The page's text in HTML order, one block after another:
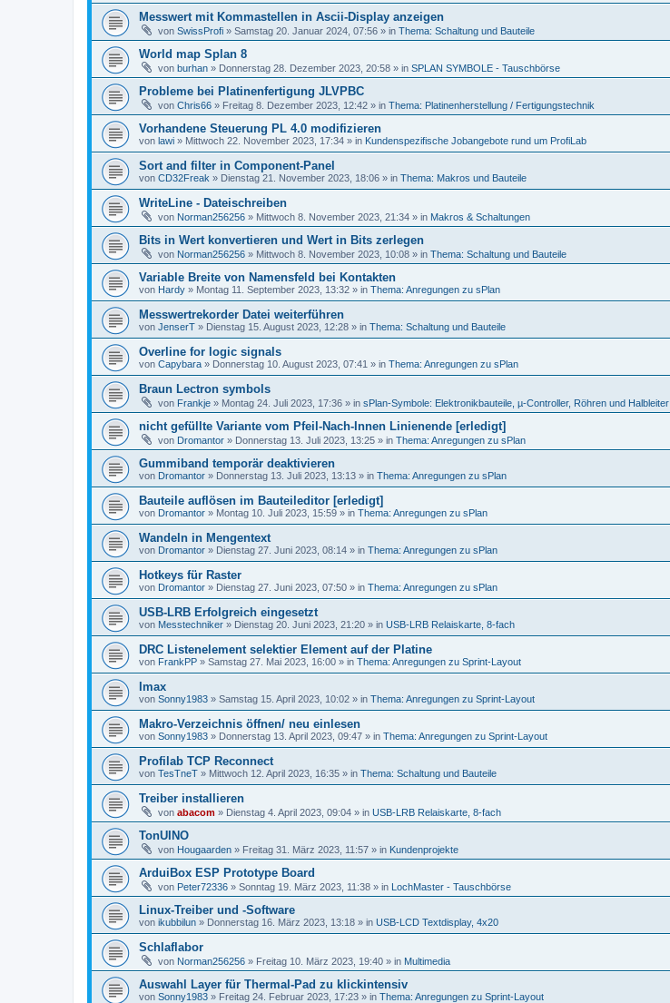
Messwert mit Kommastellen in Ascii-Display anzeigen
von SwissProfi » Samstag 20. Januar 2024, 07:56 » in Thema: Schaltung und Bauteile
World map Splan 8
von burhan » Donnerstag 28. Dezember 2023, 20:58 » in SPLAN SYMBOLE - Tauschbörse
Probleme bei Platinenfertigung JLVPBC
von Chris66 » Freitag 8. Dezember 2023, 12:42 » in Thema: Platinenherstellung / Fertigungstechnik
Vorhandene Steuerung PL 4.0 modifizieren
von lawi » Mittwoch 22. November 2023, 17:34 » in Kundenspezifische Jobangebote rund um ProfiLab
Sort and filter in Component-Panel
von CD32Freak » Dienstag 21. November 2023, 18:06 » in Thema: Makros und Bauteile
WriteLine - Dateischreiben
von Norman256256 » Mittwoch 8. November 2023, 21:34 » in Makros & Schaltungen
Bits in Wert konvertieren und Wert in Bits zerlegen
von Norman256256 » Mittwoch 8. November 2023, 10:08 » in Thema: Schaltung und Bauteile
Variable Breite von Namensfeld bei Kontakten
von Hardy » Montag 11. September 2023, 13:32 » in Thema: Anregungen zu sPlan
Messwertrekorder Datei weiterführen
von JenserT » Dienstag 15. August 2023, 12:28 » in Thema: Schaltung und Bauteile
Overline for logic signals
von Capybara » Donnerstag 10. August 2023, 07:41 » in Thema: Anregungen zu sPlan
Braun Lectron symbols
von Frankje » Montag 24. Juli 2023, 17:36 » in sPlan-Symbole: Elektronikbauteile, µ-Controller, Röhren und Halbleiter
nicht gefüllte Variante vom Pfeil-Nach-Innen Linienende [erledigt]
von Dromantor » Donnerstag 13. Juli 2023, 13:25 » in Thema: Anregungen zu sPlan
Gummiband temporär deaktivieren
von Dromantor » Donnerstag 13. Juli 2023, 13:13 » in Thema: Anregungen zu sPlan
Bauteile auflösen im Bauteileditor [erledigt]
von Dromantor » Montag 10. Juli 2023, 15:59 » in Thema: Anregungen zu sPlan
Wandeln in Mengentext
von Dromantor » Dienstag 27. Juni 2023, 08:14 » in Thema: Anregungen zu sPlan
Hotkeys für Raster
von Dromantor » Dienstag 27. Juni 2023, 07:50 » in Thema: Anregungen zu sPlan
USB-LRB Erfolgreich eingesetzt
von Messtechniker » Dienstag 20. Juni 2023, 21:20 » in USB-LRB Relaiskarte, 8-fach
DRC Listenelement selektier Element auf der Platine
von FrankPP » Samstag 27. Mai 2023, 16:00 » in Thema: Anregungen zu Sprint-Layout
Imax
von Sonny1983 » Samstag 15. April 2023, 10:02 » in Thema: Anregungen zu Sprint-Layout
Makro-Verzeichnis öffnen/ neu einlesen
von Sonny1983 » Donnerstag 13. April 2023, 09:47 » in Thema: Anregungen zu Sprint-Layout
Profilab TCP Reconnect
von TesTneT » Mittwoch 12. April 2023, 16:35 » in Thema: Schaltung und Bauteile
Treiber installieren
von abacom » Dienstag 4. April 2023, 09:04 » in USB-LRB Relaiskarte, 8-fach
TonUINO
von Hougaarden » Freitag 31. März 2023, 11:57 » in Kundenprojekte
ArduiBox ESP Prototype Board
von Peter72336 » Sonntag 19. März 2023, 11:38 » in LochMaster - Tauschbörse
Linux-Treiber und -Software
von ikubbilun » Donnerstag 16. März 2023, 13:18 » in USB-LCD Textdisplay, 4x20
Schlaflabor
von Norman256256 » Freitag 10. März 2023, 19:40 » in Multimedia
Auswahl Layer für Thermal-Pad zu klickintensiv
von Sonny1983 » Freitag 24. Februar 2023, 17:23 » in Thema: Anregungen zu Sprint-Layout